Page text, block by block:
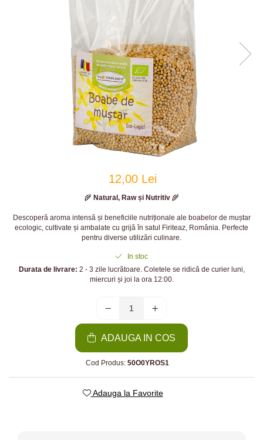
12,00 Lei
🌾 Natural, Raw și Nutritiv🌾
Descoperă aroma intensă și beneficiile nutriționale ale boabelor de muștar
ecologic, cultivate și ambalate cu grijă în satul Firiteaz, România. Perfecte
pentru diverse utilizări culinare.
In stoc
Durata de livrare: 2 - 3 zile lucrătoare. Coletele se ridică de curier luni,
miercuri și joi la ora 12:00.
ADAUGA IN COS
Cod Produs: 50O0YROS1
Adauga la Favorite